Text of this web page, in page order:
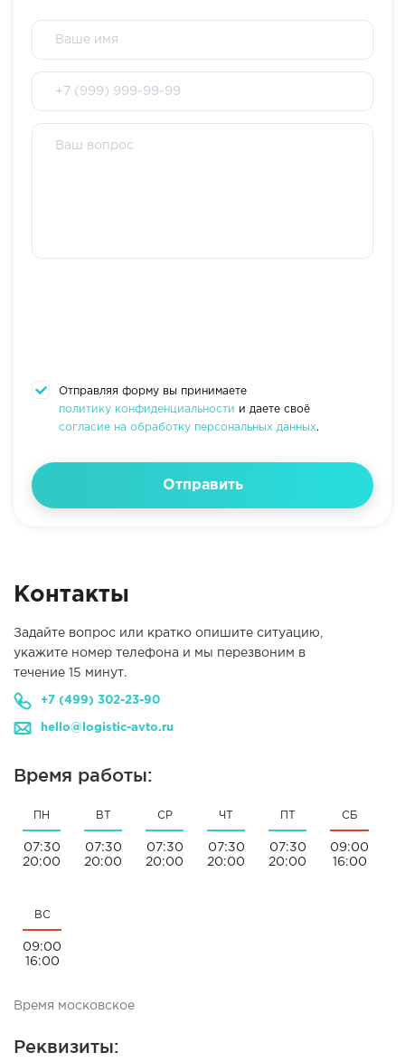
Контакты
Задайте вопрос или кратко опишите ситуацию,
укажите номер телефона и мы перезвоним в
течение 15 минут.
+7 (499) 302-23-90
hello@logistic-avto.ru
Время работы:
ПН
07:30
20:00
ВТ
07:30
20:00
СР
07:30
20:00
ЧТ
07:30
20:00
07:30
20:00
СБ
09:00
16:00
ВС
09:00
16:00
Время московское
Реквизиты:
Отправляя форму вы принимаете
политику конфиденциальности и даете своё
согласие на обработку персональных данных.
Отправить